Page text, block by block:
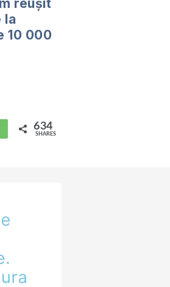
reușit
la
10 000
634
SHARES